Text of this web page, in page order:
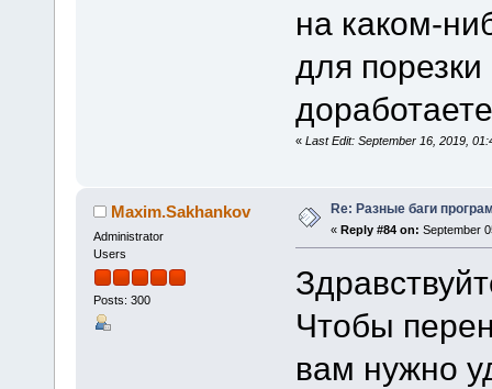
на каком-
для
« Last Edit: September 16, 2019,
Maxim.Sakhankov
Administrator
Users
Posts: 300
Re: Разные баги
« Reply #84 on: September
Чтобы
вам нужно